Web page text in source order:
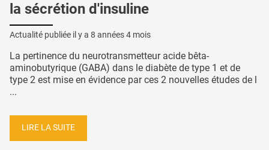
la sécrétion d'insuline
Actualité publiée il y a 8 années 4 mois
La pertinence du neurotransmetteur acide bêta-
aminobutyrique (GABA) dans le diabète de type 1 et de
type 2 est mise en évidence par ces 2 nouvelles études de l
...
LIRE LA SUITE